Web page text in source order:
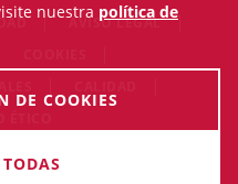
AVISO LEGAL
Col·legi de l'Advocacia
nuestra política de
DE COOKIES